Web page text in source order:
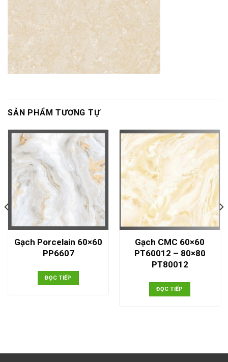
SẢN PHẨM TƯƠNG TỰ
Gạch Porcelain 60×60
PP6607
ĐỌC TIẾP
Gạch CMC 60×60
PT60012 – 80×80
PT80012
ĐỌC TIẾP